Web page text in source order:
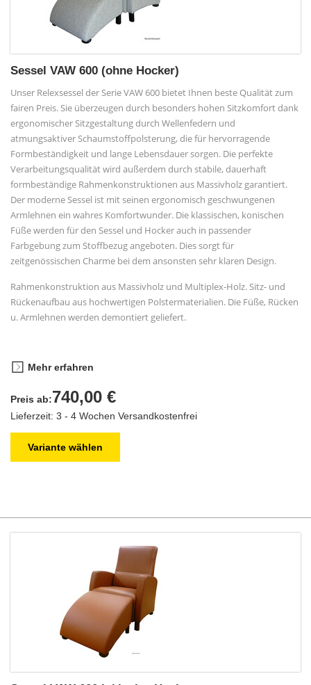
Sessel VAW 600 (ohne Hocker)
Unser Relexsessel der Serie VAW 600 bietet Ihnen beste Qualität zum
fairen Preis. Sie überzeugen durch besonders hohen Sitzkomfort dank
ergonomischer Sitzgestaltung durch Wellenfedern und
atmungsaktiver Schaumstoffpolsterung, die für hervorragende
Formbeständigkeit und lange Lebensdauer sorgen. Die perfekte
Verarbeitungsqualität wird außerdem durch stabile, dauerhaft
formbeständige Rahmenkonstruktionen aus Massivholz garantiert.
Der moderne Sessel ist mit seinen ergonomisch geschwungenen
Armlehnen ein wahres Komfortwunder. Die klassischen, konischen
Füße werden für den Sessel und Hocker auch in passender
Farbgebung zum Stoffbezug angeboten. Dies sorgt für
zeitgenössischen Charme bei dem ansonsten sehr klaren Design.
Rahmenkonstruktion aus Massivholz und Multiplex-Holz. Sitz- und
Rückenaufbau aus hochwertigen Polstermaterialien. Die Füße, Rücken
u. Armlehnen werden demontiert geliefert.
Mehr erfahren
Preis ab:740,00 €
Lieferzeit: 3 - 4 Wochen Versandkostenfrei
Variante wählen